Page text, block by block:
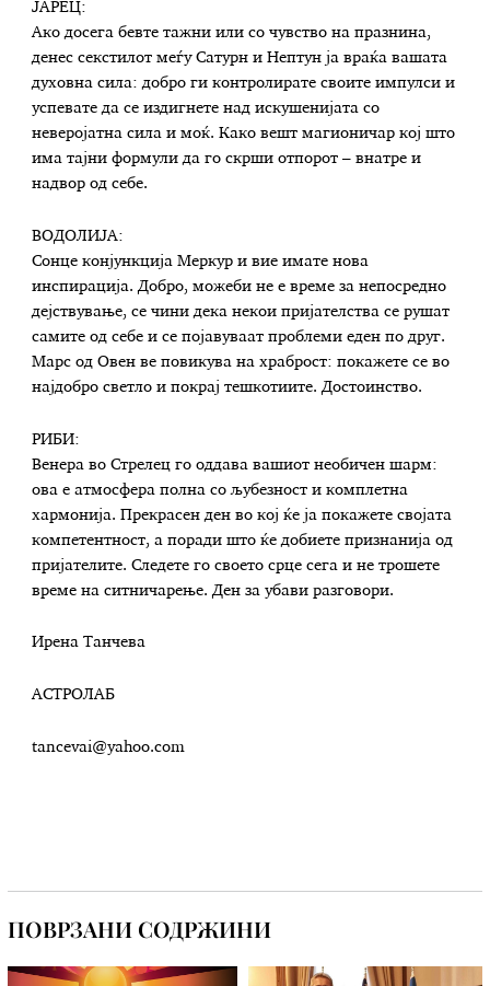
ЈАРЕЦ:
Ако досега бевте тажни или со чувство на празнина,
денес секстилот меѓу Сатурн и Нептун ја враќа вашата
духовна сила: добро ги контролирате своите импулси и
успевате да се издигнете над искушенијата со
неверојатна сила и моќ. Како вешт магионичар кој што
има тајни формули да го скрши отпорот – внатре и
надвор од себе.
ВОДОЛИЈА:
Сонце конјункција Меркур и вие имате нова
инспирација. Добро, можеби не е време за непосредно
дејствување, се чини дека некои пријателства се рушат
самите од себе и се појавуваат проблеми еден по друг.
Марс од Овен ве повикува на храброст: покажете се во
најдобро светло и покрај тешкотиите. Достоинство.
РИБИ:
Венера во Стрелец го оддава вашиот необичен шарм:
ова е атмосфера полна со љубезност и комплетна
хармонија. Прекрасен ден во кој ќе ја покажете својата
компетентност, а поради што ќе добиете признанија од
пријателите. Следете го своето срце сега и не трошете
време на ситничарење. Ден за убави разговори.
Ирена Танчева
АСТРОЛАБ
tancevai@yahoo.com
ПОВРЗАНИ СОДРЖИНИ